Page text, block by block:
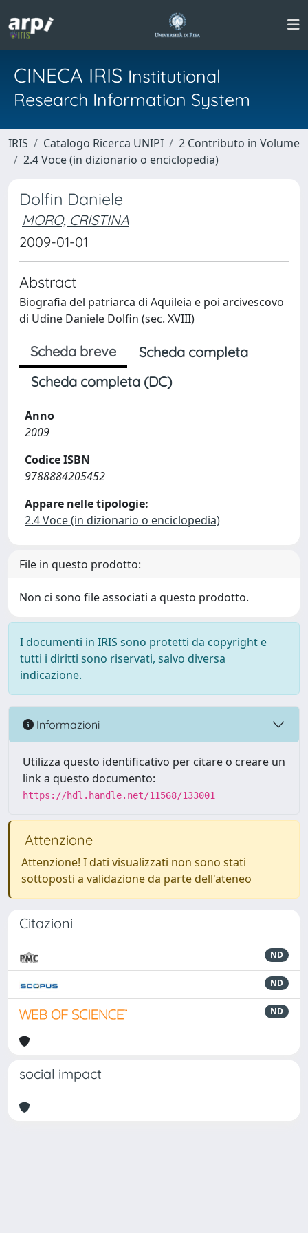
CINECA IRIS Institutional
Research Information System
IRIS Catalogo Ricerca UNIPI
2 Contributo in Volume
2.4 Voce (in dizionario o enciclopedia)
Dolfin Daniele
MORO, CRISTINA
2009-01-01
Abstract
Biografia del patriarca di Aquileia e poi arcivescovo
di Udine Daniele Dolfin (sec. XVIII)
Scheda breve
Scheda completa
Scheda completa (DC)
Anno
2009
Codice ISBN
9788884205452
Appare nelle tipologie:
2.4 Voce (in dizionario o enciclopedia)
File in questo prodotto:
Non ci sono file associati a questo prodotto.
I documenti in IRIS sono protetti da copyright e
tutti i diritti sono riservati, salvo diversa
indicazione.
Informazioni
Utilizza questo identificativo per citare o creare un
link a questo documento:
https://hdl.handle.net/11568/133001
Attenzione
Attenzione! I dati visualizzati non sono stati
sottoposti a validazione da parte dell'ateneo
Citazioni
ND
ND
ND
social impact